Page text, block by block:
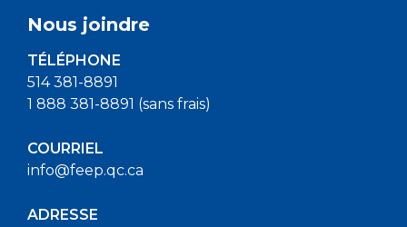
Nous joindre
TÉLÉPHONE
514 381-8891
1 888 381-8891 (sans frais)
COURRIEL
info@feep.qc.ca
ADRESSE